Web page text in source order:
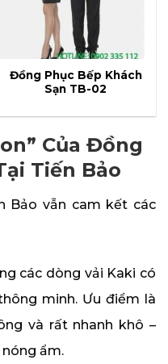
Đồng Phục Bếp Khách
Sạn TB-02
Của Đồng
Tiến Bảo
Bảo vẫn cam kết các
các dòng vải Kaki có
minh. Ưu điểm là
và rất nhanh khô –
ẩm.